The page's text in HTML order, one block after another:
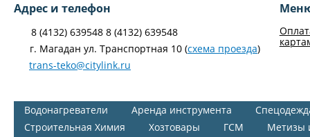
Адрес и телефон
8 (4132) 639548 8 (4132) 639548
г. Магадан ул. Транспортная 10 (схема проезда)
trans-teko@citylink.ru
Водонагреватели Аренда инструмента
Строительная Химия
Хозтовары ГСМ
Метизы